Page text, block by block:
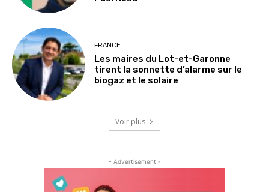
FRANCE
Les maires du Lot-et-Garonne
tirent la sonnette d’alarme sur le
biogaz et le solaire
Voir plus
- Advertisement -